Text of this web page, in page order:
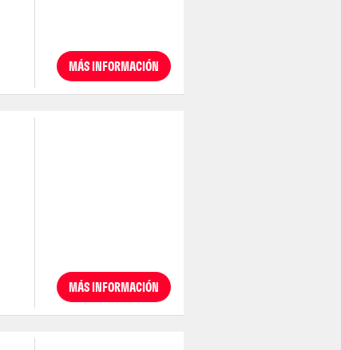
MÁS INFORMACIÓN
MÁS INFORMACIÓN